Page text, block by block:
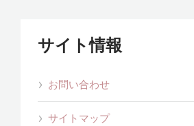
サイト情報
お問い合わせ
サイトマップ